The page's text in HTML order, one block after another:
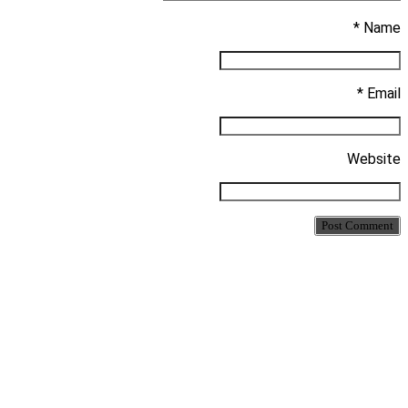
Name *
Email *
Website
Post Comment